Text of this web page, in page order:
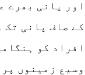
اور پانی بھرے
کے صاف پانی تک
افراد کو
وسیع زمینوں